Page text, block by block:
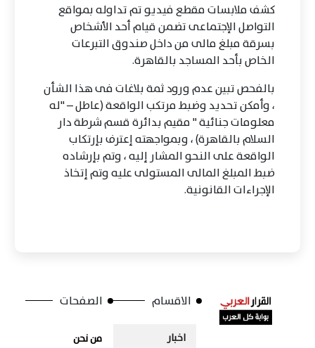
كشف ملابسات مقطع فيديو تم تداوله بمواقع
التواصل الإجتماعى تضمن قيام أحد الأشخاص
بسرقة مبلغ مالى من داخل صندوق التبرعات
الخاص بأحد المساجد بالقاهرة.
بالفحص تبين عدم ورود ثمة بلاغات فى هذا الشأن
، وأمكن تحديد وضبط مرتكب الواقعة (عاطل – "له
معلومات جنائية " مقيم بدائرة قسم شرطة دار
السلام بالقاهرة) ، وبمواجهته إعترف بإرتكاب
الواقعة على النحو المشار إليه ، وتم بإرشاده
ضبط المبلغ المالى المستولى عليه وتم إتخاذ
الإجراءات القانونية.
الاقسام
اخبار
الصفحات
من نحن